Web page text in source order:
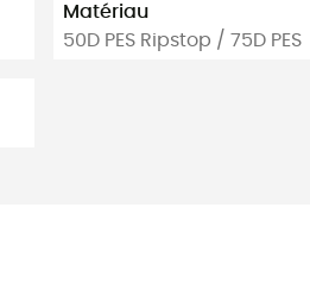
Matériau
50D PES Ripstop / 75D PES